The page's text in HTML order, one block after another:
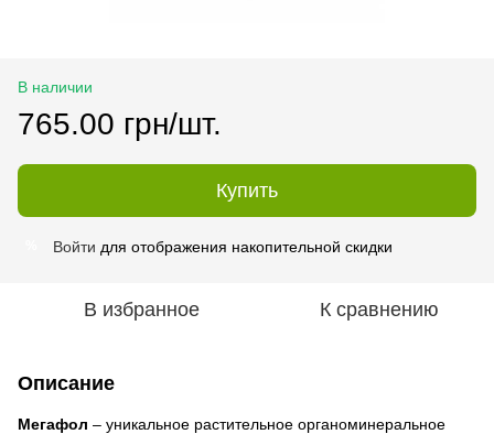
В наличии
765.00 грн/шт.
Купить
Войти для отображения накопительной скидки
В избранное К сравнению
Описание
Мегафол – уникальное растительное органоминеральное